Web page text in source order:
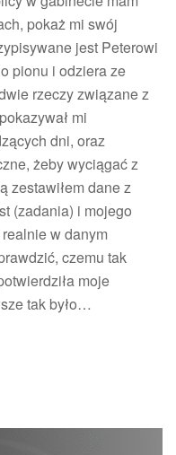
pokaż mi swój
jest Peterowi
pionu i odziera ze
rzeczy związane z
mi
dni, oraz
żeby wyciągać z
zestawiłem dane z
(zadania) i mojego
w danym
czemu tak
moje
tak było…